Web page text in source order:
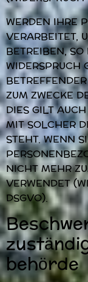
WERDEN IHRE
VERARBEITET,
BETREIBEN,
WIDERSPRUCH
ZUM ZWECKE
DIES GILT
MIT SOLCHER
STEHT. WENN
NICHT MEHR
VERWENDET
DSGVO).
behörde